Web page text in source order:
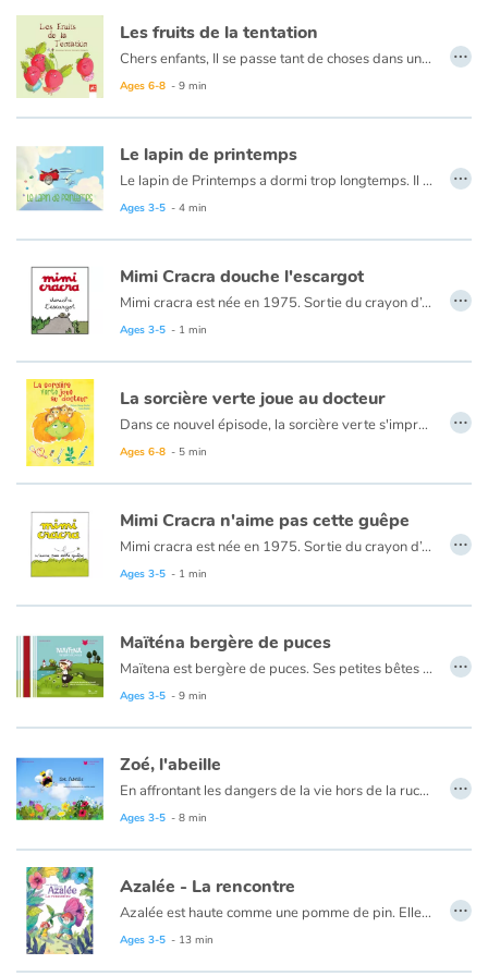
Les fruits de la tentation
Chers enfants, Il se passe tant de choses dans un potager, qu'on peut à peine l'imaginer ! Depuis quelque temps, Dr Navet et Sir Poireau, deux singuliers détectives, volent au secours des habitants du potager. Au cours de leurs enquêtes, ils résolvent énigmes et secrets. Si vous voulez connaître le secret des jolies fraises joufflues, il vous faudra suivre les deux détectives. Alors, approchez-vous ! Ils vous attendent !
Ages 6-8 - 9 min
…
Le lapin de printemps
Le lapin de Printemps a dormi trop longtemps. Il a laissé l'hiver effacer les couleurs et tout est blanc ! Vite ! Le lapin doit tout repeindre ! Les fleurs, les oiseaux, les animaux ! Mais il a besoin d'aide et tous ses amis proposent des couleurs différentes. Réussira-t-il à peindre toutes ces choses avec les bonnes couleurs ? Sera-t-il assez rapide pour donner vie au Printemps, sans se mélanger les pinceaux...
Ages 3-5 - 4 min
…
Mimi Cracra douche l'escargot
Mimi cracra est née en 1975. Sortie du crayon d’Agnès Rosenstiehl pour le magazine “Pomme d’api”, cette petite fille aux joues roses et cheveux bruns à laquelle il est facile de s’identifier nous entraîne avec humour dans ses aventures quotidiennes.
Ages 3-5 - 1 min
…
La sorcière verte joue au docteur
Dans ce nouvel épisode, la sorcière verte s'improvise vétérinaire pour une famille de hérissons dont l'un des petits est blessé. Malheureusement pour elle, ces sympathiques petits animaux abritent dans leurs piquants des colonies de puces qui vont causer un grand tohu-bohu chez la sorcière...
Ages 6-8 - 5 min
…
Mimi Cracra n'aime pas cette guêpe
Mimi cracra est née en 1975. Sortie du crayon d’Agnès Rosenstiehl pour le magazine “Pomme d’api”, cette petite fille aux joues roses et cheveux bruns à laquelle il est facile de s’identifier nous entraîne avec humour dans ses aventures quotidiennes.
Ages 3-5 - 1 min
…
Maïténa bergère de puces
Maïtena est bergère de puces. Ses petites bêtes se sont échappées : vite ! Elle doit les retrouver pour les confier à Pustule, le dresseur de puces. Mais cela s’avère plus difficile qu’elle ne le pensait...
Ages 3-5 - 9 min
…
Zoé, l'abeille
En affrontant les dangers de la vie hors de la ruche et en surmontant sa crainte de la nuit, Zoé la petite abeille va enfin voler de ses propres ailes.
Ages 3-5 - 8 min
…
Azalée - La rencontre
Azalée est haute comme une pomme de pin. Elle vit au creux d’un arbre avec son grand-père (haut comme une pomme de pin et demie), un homme sage et érudit, et Léonard, une jolie petite araignée bleue. Ils sont tranquilles sur une île magnifique, au milieu des animaux et des fleurs. Quand son grand-père lui demande d’aller chercher une plante, Azalée préfère s’envoler à dos de scarabée !… Elle s’éloigne trop loin de chez elle…
Ages 3-5 - 13 min
…